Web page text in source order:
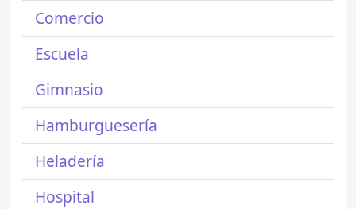
Comercio
Escuela
Gimnasio
Hamburguesería
Heladería
Hospital